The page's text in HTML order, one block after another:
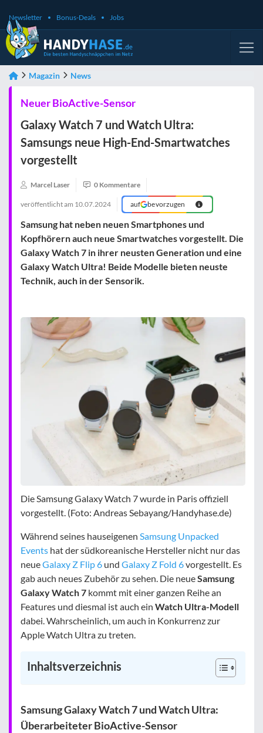
Newsletter Bonus-Deals Jobs
Magazin News
Neuer BioActive-Sensor
Galaxy Watch 7 und Watch Ultra:
Samsungs neue High-End-Smartwatches
vorgestellt
Marcel Laser 0 Kommentare
veröffentlicht am 10.07.2024 auf bevorzugen
Samsung hat neben neuen Smartphones und
Kopfhörern auch neue Smartwatches vorgestellt. Die
Galaxy Watch 7 in ihrer neusten Generation und eine
Galaxy Watch Ultra! Beide Modelle bieten neuste
Technik, auch in der Sensorik.
Die Samsung Galaxy Watch 7 wurde in Paris offiziell
vorgestellt. (Foto: Andreas Sebayang/Handyhase.de)
Während seines hauseigenen Samsung Unpacked
Events hat der südkoreanische Hersteller nicht nur das
neueGalaxy Z Flip 6 und Galaxy Z Fold 6vorgestellt. Es
gab auch neues Zubehör zu sehen. Die neueSamsung
Galaxy Watch 7 kommt mit einer ganzen Reihe an
Features und diesmal ist auch ein Watch Ultra-Modell
dabei. Wahrscheinlich, um auch in Konkurrenz zur
Apple Watch Ultra zu treten.
Inhaltsverzeichnis
Samsung Galaxy Watch 7 und Watch Ultra:
Überarbeiteter BioActive-Sensor